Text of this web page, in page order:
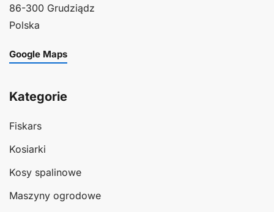
86-300 Grudziądz
Polska
Google Maps
Kategorie
Fiskars
Kosiarki
Kosy spalinowe
Maszyny ogrodowe